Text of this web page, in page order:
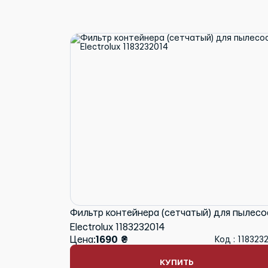
Фильтр контейнера (сетчатый) для
Electrolux 1183232014
Цена:1690 ₴ Код :
КУПИТЬ